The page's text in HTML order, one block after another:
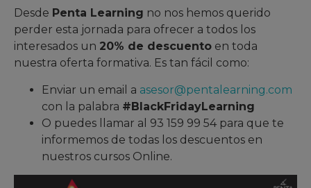
Desde Penta Learning no nos hemos querido
perder esta jornada para ofrecer a todos los
interesados un 20% de descuento en toda
nuestra oferta formativa. Es tan fácil como:
Enviar un email a asesor@pentalearning.com
con la palabra #BlackFridayLearning
O puedes llamar al 93 159 99 54 para que te
informemos de todas los descuentos en
nuestros cursos Online.